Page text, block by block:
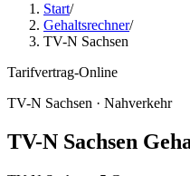
Start/
Gehaltsrechner/
TV-N Sachsen
Tarifvertrag-Online
TV-N Sachsen · Nahverkehr
TV-N Sachsen